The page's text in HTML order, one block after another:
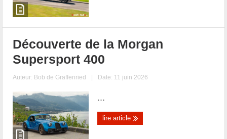
Découverte de la Morgan
Supersport 400
Auteur: Bob de Graffenried | Date: 11 juin 2026
...
lire article